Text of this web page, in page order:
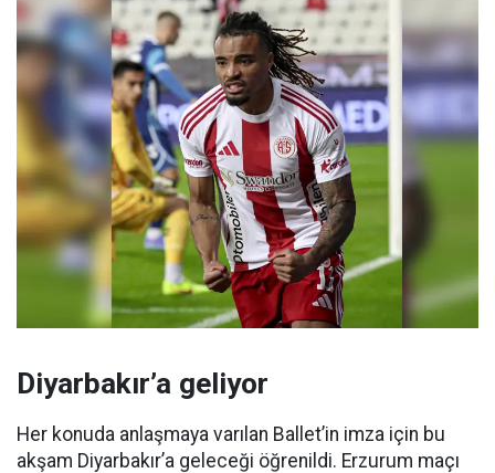
Diyarbakır’a geliyor
Her konuda anlaşmaya varılan Ballet’in imza için bu
akşam Diyarbakır’a geleceği öğrenildi. Erzurum maçı